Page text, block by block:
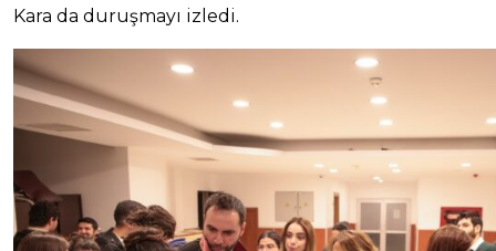
Kara da duruşmayı izledi.